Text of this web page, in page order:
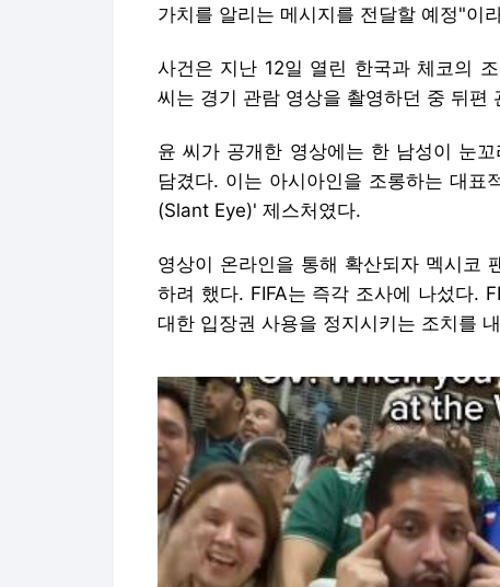
가치를 알리는 메시지를 전달할 예정"이
사건은 지난 12일 열린 한국과 체코의
씨는 경기 관람 영상을 촬영하던 중 뒤편
윤 씨가 공개한 영상에는 한 남성이 눈
담겼다. 이는 아시아인을 조롱하는 대표
(Slant Eye)' 제스처였다.
영상이 온라인을 통해 확산되자 멕시코
하려 했다. FIFA는 즉각 조사에 나섰다.
대한 입장권 사용을 정지시키는 조치를